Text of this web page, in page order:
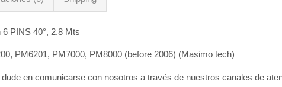
PINS 40°, 2.8 Mts
PM6201, PM7000, PM8000 (before 2006) (Masimo tech)
en comunicarse con nosotros a través de nuestros canales de